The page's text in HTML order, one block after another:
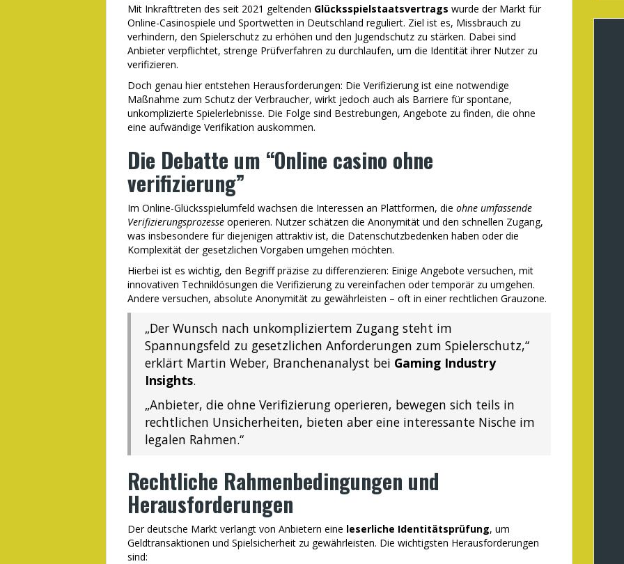
Mit Inkrafttreten des seit 2021 geltenden Glücksspielstaatsvertrags wurde der Markt für
Online-Casinospiele und Sportwetten in Deutschland reguliert. Ziel ist es, Missbrauch zu
verhindern, den Spielerschutz zu erhöhen und den Jugendschutz zu stärken. Dabei sind
Anbieter verpflichtet, strenge Prüfverfahren zu durchlaufen, um die Identität ihrer Nutzer zu
verifizieren.
Doch genau hier entstehen Herausforderungen: Die Verifizierung ist eine notwendige
Maßnahme zum Schutz der Verbraucher, wirkt jedoch auch als Barriere für spontane,
unkomplizierte Spielerlebnisse. Die Folge sind Bestrebungen, Angebote zu finden, die ohne
eine aufwändige Verifikation auskommen.
Die Debatte um “Online casino ohne
verifizierung”
Im Online-Glücksspielumfeld wachsen die Interessen an Plattformen, die ohne umfassende
Verifizierungsprozesse operieren. Nutzer schätzen die Anonymität und den schnellen Zugang,
was insbesondere für diejenigen attraktiv ist, die Datenschutzbedenken haben oder die
Komplexität der gesetzlichen Vorgaben umgehen möchten.
Hierbei ist es wichtig, den Begriff präzise zu differenzieren: Einige Angebote versuchen, mit
innovativen Techniklösungen die Verifizierung zu vereinfachen oder temporär zu umgehen.
Andere versuchen, absolute Anonymität zu gewährleisten – oft in einer rechtlichen Grauzone.
„Der Wunsch nach unkompliziertem Zugang steht im
Spannungsfeld zu gesetzlichen Anforderungen zum Spielerschutz,“
erklärt Martin Weber, Branchenanalyst bei Gaming Industry
Insights.
„Anbieter, die ohne Verifizierung operieren, bewegen sich teils in
rechtlichen Unsicherheiten, bieten aber eine interessante Nische im
legalen Rahmen.“
Rechtliche Rahmenbedingungen und
Herausforderungen
Der deutsche Markt verlangt von Anbietern eine leserliche Identitätsprüfung, um
Geldtransaktionen und Spielsicherheit zu gewährleisten. Die wichtigsten Herausforderungen
sind: